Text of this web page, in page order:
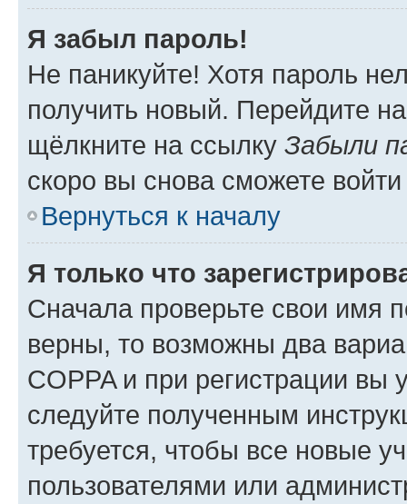
Я забыл пароль!
Не паникуйте! Хотя пароль
получить новый. Перейдите
щёлкните на ссылку Забыли
скоро вы снова сможете
Вернуться к началу
Я только что
Сначала проверьте свои имя
верны, то возможны два
COPPA и при регистрации вы
следуйте полученным
требуется, чтобы все новые
пользователями или